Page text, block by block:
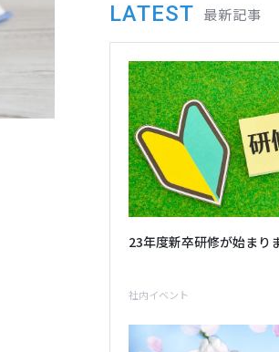
LATEST 最新記事
23年度新卒研修が始まり
社内イベント